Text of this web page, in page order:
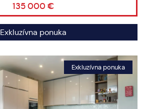
135 000 €
Exkluzívna ponuka
Exkluzívna ponuka